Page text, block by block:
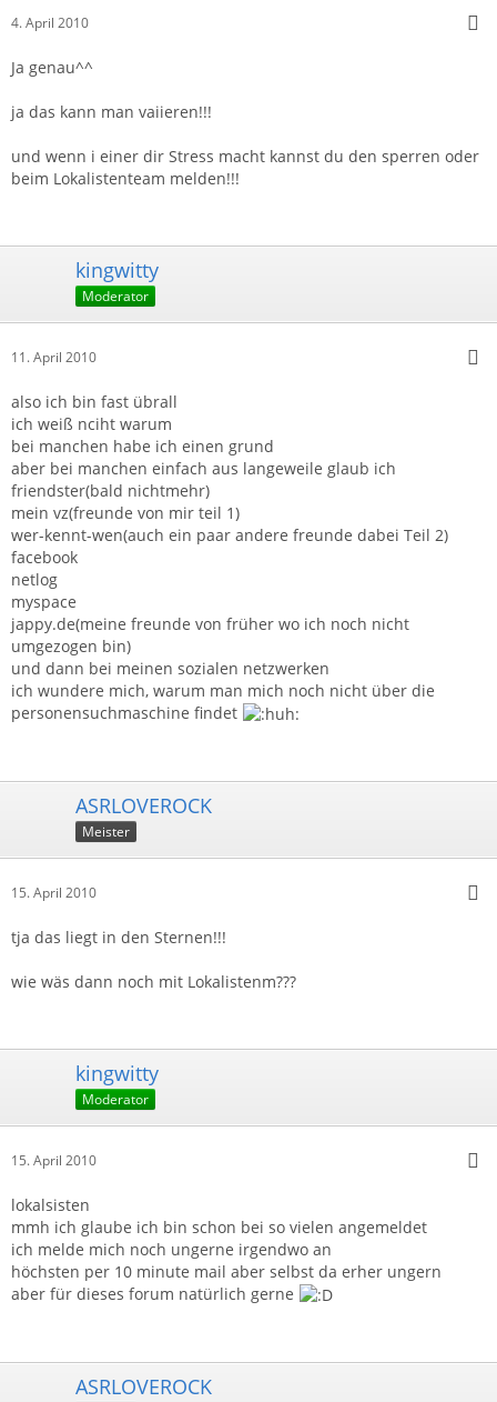
4. April 2010
Ja genau^^
ja das kann man vaiieren!!!
und wenn i einer dir Stress macht kannst du den sperren oder
beim Lokalistenteam melden!!!
kingwitty
Moderator
11. April 2010
also ich bin fast übrall
ich weiß nciht warum
bei manchen habe ich einen grund
aber bei manchen einfach aus langeweile glaub ich
friendster(bald nichtmehr)
mein vz(freunde von mir teil 1)
wer-kennt-wen(auch ein paar andere freunde dabei Teil 2)
facebook
netlog
myspace
jappy.de(meine freunde von früher wo ich noch nicht
umgezogen bin)
und dann bei meinen sozialen netzwerken
ich wundere mich, warum man mich noch nicht über die
personensuchmaschine findet
ASRLOVEROCK
Meister
15. April 2010
tja das liegt in den Sternen!!!
wie wäs dann noch mit Lokalistenm???
kingwitty
Moderator
15. April 2010
lokalsisten
mmh ich glaube ich bin schon bei so vielen angemeldet
ich melde mich noch ungerne irgendwo an
höchsten per 10 minute mail aber selbst da erher ungern
aber für dieses forum natürlich gerne
ASRLOVEROCK